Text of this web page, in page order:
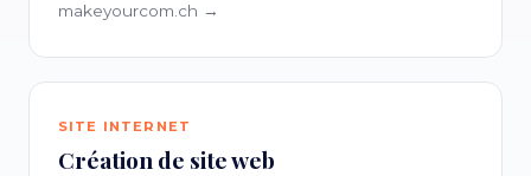
makeyourcom.ch →
SITE INTERNET
Création de site web